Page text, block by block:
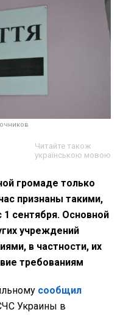
Читайте також
українською мовою
громаде только
признаны такими,
1 сентября. Основной
учреждений
в частности, их
требованиям
сообщил
Украины в